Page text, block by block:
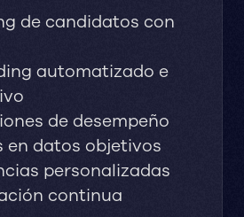
de candidatos con
automatizado e
de desempeño
en datos objetivos
personalizadas
continua